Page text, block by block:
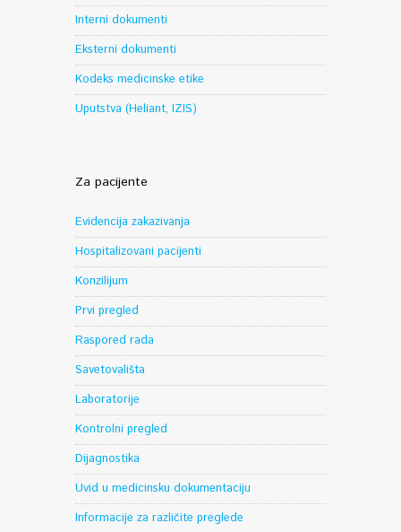
Interni dokumenti
Eksterni dokumenti
Kodeks medicinske etike
Uputstva (Heliant, IZIS)
Za pacijente
Evidencija zakazivanja
Hospitalizovani pacijenti
Konzilijum
Prvi pregled
Raspored rada
Savetovališta
Laboratorije
Kontrolni pregled
Dijagnostika
Uvid u medicinsku dokumentaciju
Informacije za različite preglede